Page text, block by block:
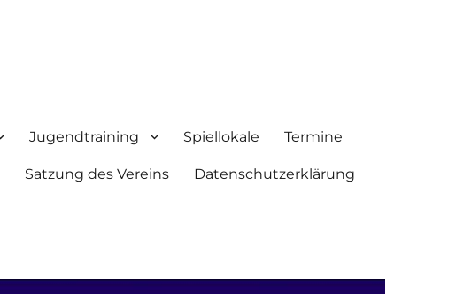
Jugendtraining Spiellokale Termine
Satzung des Vereins Datenschutzerklärung